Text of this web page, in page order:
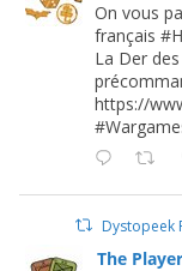
On vous
français
La Der
https://
Dystopeek
The